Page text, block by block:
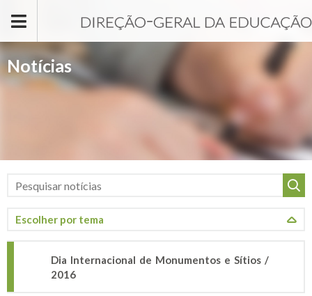
Notícias
Dia Internacional de Monumentos e Sítios /
2016